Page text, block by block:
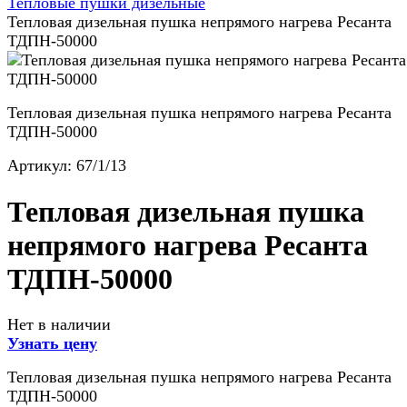
Тепловая дизельная пушка непрямого нагрева Ресанта
ТДПН-50000
Тепловая дизельная пушка непрямого нагрева Ресанта
ТДПН-50000
Артикул: 67/1/13
Тепловая дизельная пушка
непрямого нагрева Ресанта
ТДПН-50000
Нет в наличии
Узнать цену
Тепловая дизельная пушка непрямого нагрева Ресанта
ТДПН-50000